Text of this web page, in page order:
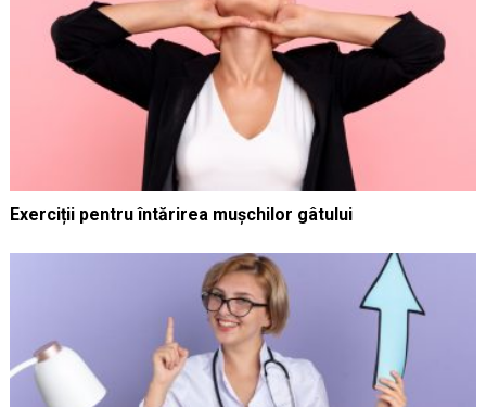
Exerciții pentru întărirea mușchilor gâtului